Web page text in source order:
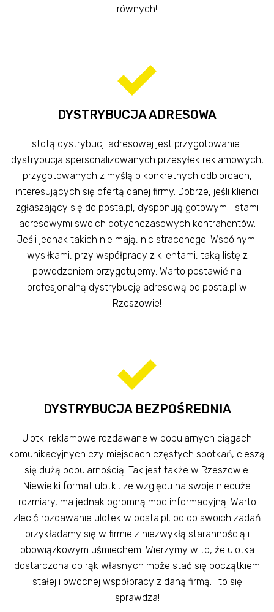
równych!
DYSTRYBUCJA ADRESOWA
Istotą dystrybucji adresowej jest przygotowanie i
dystrybucja spersonalizowanych przesyłek reklamowych,
przygotowanych z myślą o konkretnych odbiorcach,
interesujących się ofertą danej firmy. Dobrze, jeśli klienci
zgłaszający się do posta.pl, dysponują gotowymi listami
adresowymi swoich dotychczasowych kontrahentów.
Jeśli jednak takich nie mają, nic straconego. Wspólnymi
wysiłkami, przy współpracy z klientami, taką listę z
powodzeniem przygotujemy. Warto postawić na
profesjonalną dystrybucję adresową od posta.pl w
Rzeszowie!
DYSTRYBUCJA BEZPOŚREDNIA
Ulotki reklamowe rozdawane w popularnych ciągach
komunikacyjnych czy miejscach częstych spotkań, cieszą
się dużą popularnością. Tak jest także w Rzeszowie.
Niewielki format ulotki, ze względu na swoje nieduże
rozmiary, ma jednak ogromną moc informacyjną. Warto
zlecić rozdawanie ulotek w posta.pl, bo do swoich zadań
przykładamy się w firmie z niezwykłą starannością i
obowiązkowym uśmiechem. Wierzymy w to, że ulotka
dostarczona do rąk własnych może stać się początkiem
stałej i owocnej współpracy z daną firmą. I to się
sprawdza!